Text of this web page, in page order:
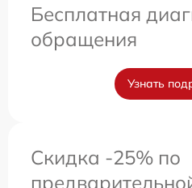
Бесплатная
обращения
Узнать
Скидка -25% по